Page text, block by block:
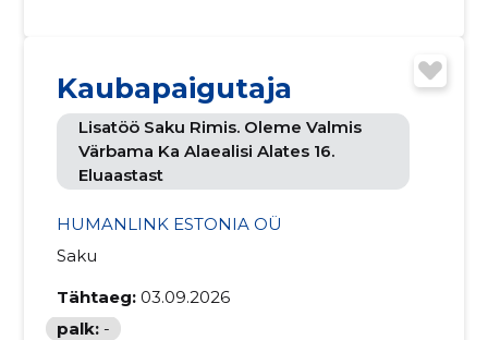
Kaubapaigutaja
Lisatöö Saku Rimis. Oleme Valmis
Värbama Ka Alaealisi Alates 16.
Eluaastast
HUMANLINK ESTONIA OÜ
Saku
Tähtaeg: 03.09.2026
palk: -